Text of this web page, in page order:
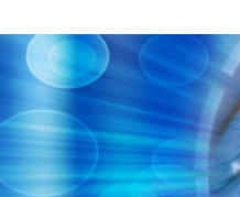
to
contentvinivida.lk